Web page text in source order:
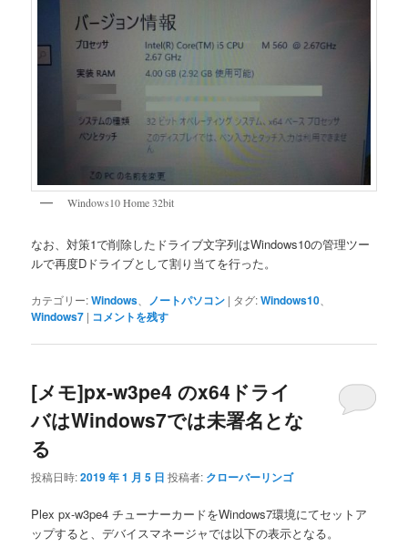
Windows10 Home 32bit
なお、対策1で削除したドライブ文字列はWindows10の管理ツー
ルで再度Dドライブとして割り当てを行った。
カテゴリー:Windows ノートパソコン | タグ:Windows10
Windows7 | コメントを残す
[メモ]px-w3pe4 のx64ドライ
バはWindows7では未署名とな
る
投稿日時:2019 年 1 月 5 日 投稿者: クローバーリンゴ
Plex px-w3pe4 チューナーカードをWindows7環境にてセットア
ップすると、デバイスマネージャでは以下の表示となる。